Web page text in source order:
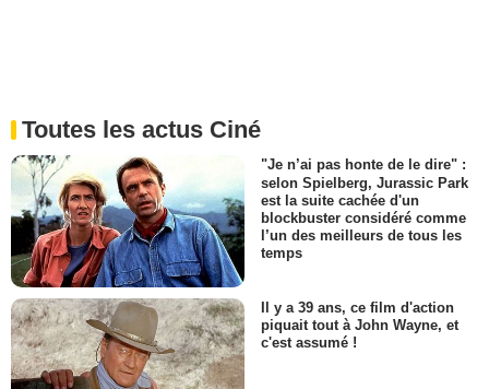
Toutes les actus Ciné
"Je n’ai pas honte de le dire" :
selon Spielberg, Jurassic Park
est la suite cachée d'un
blockbuster considéré comme
l’un des meilleurs de tous les
temps
Il y a 39 ans, ce film d'action
piquait tout à John Wayne, et
c'est assumé !